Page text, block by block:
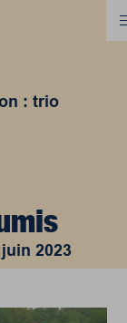
: trio
2023